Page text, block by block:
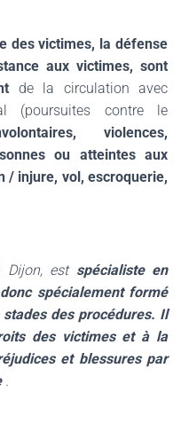
des victimes, la défense
aux victimes, sont
de la circulation avec
(poursuites contre le
violences,
ou atteintes aux
/ injure, vol, escroquerie,
Dijon, est spécialiste en
spécialement formé
des procédures. Il
des victimes et à la
et blessures par
.